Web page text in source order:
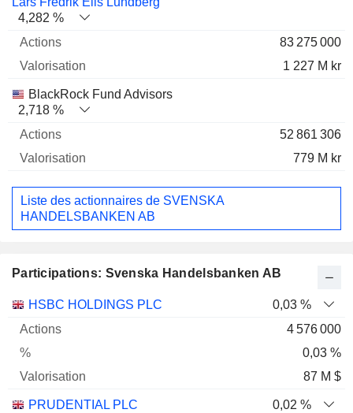
4,282 %
83 275 000
1 227 M kr
BlackRock Fund Advisors
2,718 %
52 861 306
779 M kr
Liste des actionnaires de SVENSKA
HANDELSBANKEN AB
Participations: Svenska Handelsbanken AB
Nom Actions % Valorisation
HSBC HOLDINGS PLC
0,03 %
4 576 000
0,03 %
87 M $
PRUDENTIAL PLC
0,02 %